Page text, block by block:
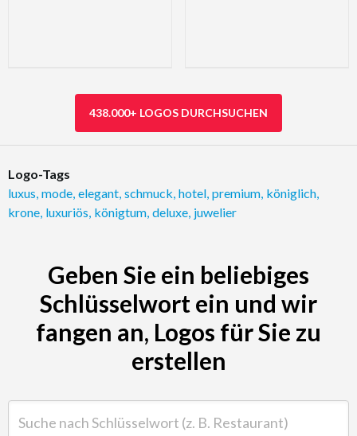
438.000+ LOGOS DURCHSUCHEN
Logo-Tags
luxus mode elegant schmuck hotel premium königlich
krone luxuriös königtum deluxe juwelier
Geben Sie ein beliebiges
Schlüsselwort ein und wir
fangen an, Logos für Sie zu
erstellen